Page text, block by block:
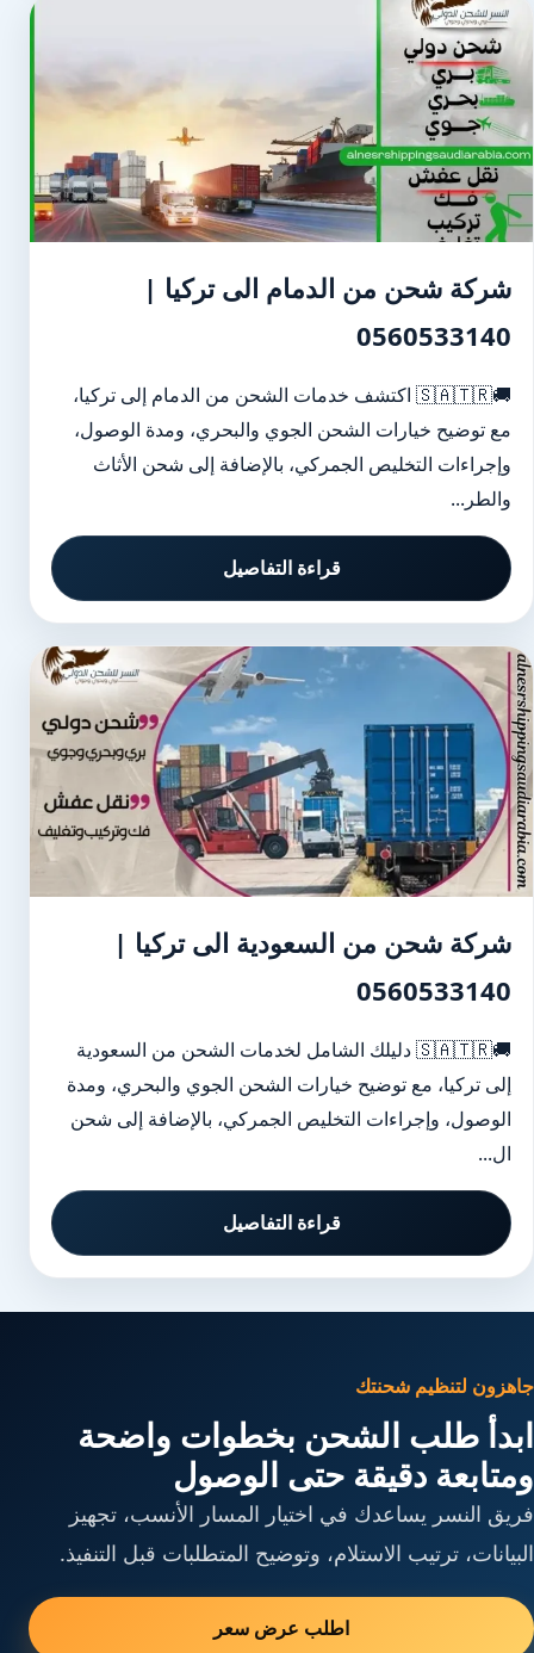
شركة شحن من الدمام الى تركيا |
0560533140
🚚🇸🇦🇹🇷 اكتشف خدمات الشحن من الدمام إلى تركيا،
مع توضيح خيارات الشحن الجوي والبحري، ومدة الوصول،
وإجراءات التخليص الجمركي، بالإضافة إلى شحن الأثاث
والطر...
قراءة التفاصيل
شركة شحن من السعودية الى تركيا |
0560533140
🚚🇸🇦🇹🇷 دليلك الشامل لخدمات الشحن من السعودية
إلى تركيا، مع توضيح خيارات الشحن الجوي والبحري، ومدة
الوصول، وإجراءات التخليص الجمركي، بالإضافة إلى شحن
ال...
قراءة التفاصيل
جاهزون لتنظيم شحنتك
ابدأ طلب الشحن بخطوات واضحة
ومتابعة دقيقة حتى الوصول
فريق النسر يساعدك في اختيار المسار الأنسب، تجهيز
البيانات، ترتيب الاستلام، وتوضيح المتطلبات قبل التنفيذ.
اطلب عرض سعر